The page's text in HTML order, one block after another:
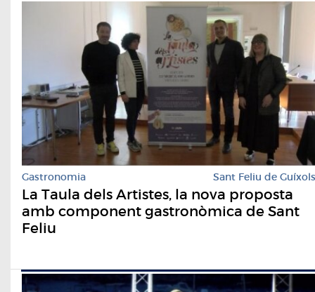
Gastronomia Sant Feliu de Guíxols
La Taula dels Artistes, la nova proposta
amb component gastronòmica de Sant
Feliu